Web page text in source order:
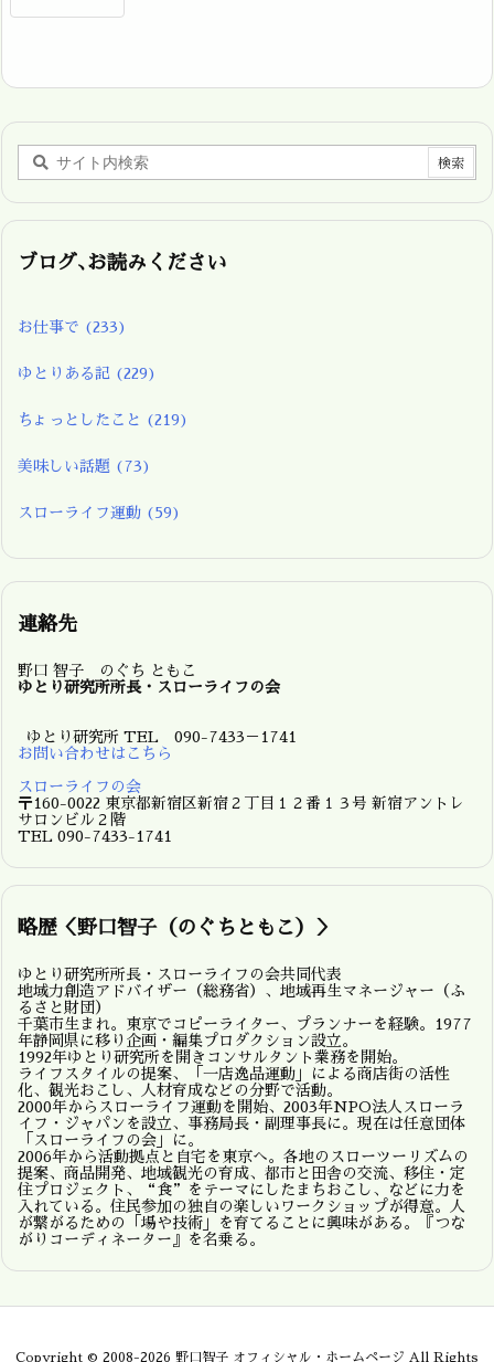
ブログ､お読みください
お仕事で (233)
ゆとりある記 (229)
ちょっとしたこと (219)
美味しい話題 (73)
スローライフ運動 (59)
連絡先
野口 智子 のぐち ともこ
ゆとり研究所所長・スローライフの会
ゆとり研究所 TEL 090-7433－1741
お問い合わせはこちら
スローライフの会
〒160-0022 東京都新宿区新宿２丁目１２番１３号 新宿アントレ
サロンビル２階
TEL 090-7433-1741
略歴＜野口智子（のぐちともこ）＞
ゆとり研究所所長・スローライフの会共同代表
地域力創造アドバイザー（総務省）、地域再生マネージャー（ふ
るさと財団）
千葉市生まれ。東京でコピーライター、プランナーを経験。1977
年静岡県に移り企画・編集プロダクション設立。
1992年ゆとり研究所を開きコンサルタント業務を開始。
ライフスタイルの提案、「一店逸品運動」による商店街の活性
化、観光おこし、人材育成などの分野で活動。
2000年からスローライフ運動を開始、2003年NPO法人スローラ
イフ・ジャパンを設立、事務局長・副理事長に。現在は任意団体
「スローライフの会」に。
2006年から活動拠点と自宅を東京へ。各地のスローツーリズムの
提案、商品開発、地域観光の育成、都市と田舎の交流、移住・定
住プロジェクト、“食”をテーマにしたまちおこし、などに力を
入れている。住民参加の独自の楽しいワークショップが得意。人
が繋がるための「場や技術」を育てることに興味がある。『つな
がりコーディネーター』を名乗る。
Copyright © 2008-2026 野口智子 オフィシャル・ホームページ All Rights